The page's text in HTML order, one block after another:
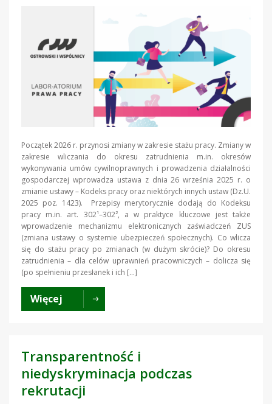
Początek 2026 r. przynosi zmiany w zakresie stażu pracy. Zmiany w
zakresie wliczania do okresu zatrudnienia m.in. okresów
wykonywania umów cywilnoprawnych i prowadzenia działalności
gospodarczej wprowadza ustawa z dnia 26 września 2025 r. o
zmianie ustawy – Kodeks pracy oraz niektórych innych ustaw (Dz.U.
2025 poz. 1423). Przepisy merytorycznie dodają do Kodeksu
pracy m.in. art. 302¹–302², a w praktyce kluczowe jest także
wprowadzenie mechanizmu elektronicznych zaświadczeń ZUS
(zmiana ustawy o systemie ubezpieczeń społecznych). Co wlicza
się do stażu pracy po zmianach (w dużym skrócie)? Do okresu
zatrudnienia – dla celów uprawnień pracowniczych – dolicza się
(po spełnieniu przesłanek i ich […]
Więcej
Transparentność i
niedyskryminacja podczas
rekrutacji